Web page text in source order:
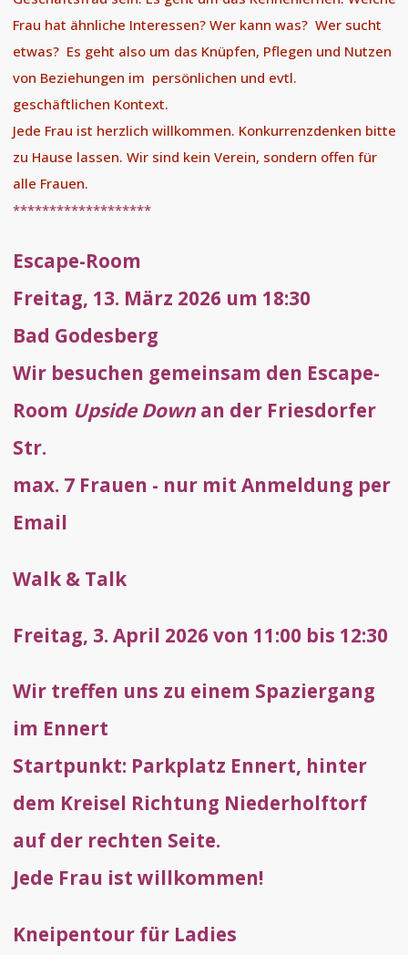
Frau hat ähnliche Interessen? Wer kann was? Wer sucht
etwas? Es geht also um das Knüpfen, Pflegen und Nutzen
von Beziehungen im persönlichen und evtl.
geschäftlichen Kontext.
Jede Frau ist herzlich willkommen. Konkurrenzdenken bitte
zu Hause lassen. Wir sind kein Verein, sondern offen für
alle Frauen.
*******************
Escape-Room
Freitag, 13. März 2026 um 18:30
Bad Godesberg
Wir besuchen gemeinsam den Escape-
Room Upside Downan der Friesdorfer
Str.
max. 7 Frauen - nur mit Anmeldung per
Email
Walk & Talk
Freitag, 3. April 2026 von 11:00 bis 12:30
Wir treffen uns zu einem Spaziergang
im Ennert
Startpunkt: Parkplatz Ennert, hinter
dem Kreisel Richtung Niederholftorf
auf der rechten Seite.
Jede Frau ist willkommen!
Kneipentour für Ladies